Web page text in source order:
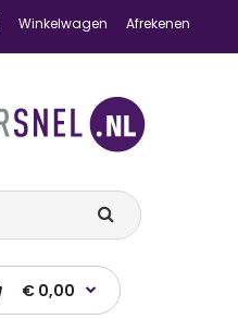
Winkelwagen Afrekenen
€ 0,00